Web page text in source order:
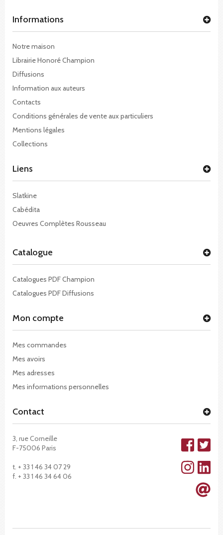
Informations
Notre maison
Librairie Honoré Champion
Diffusions
Information aux auteurs
Contacts
Conditions générales de vente aux particuliers
Mentions légales
Collections
Liens
Slatkine
Cabédita
Oeuvres Complètes Rousseau
Catalogue
Catalogues PDF Champion
Catalogues PDF Diffusions
Mon compte
Mes commandes
Mes avoirs
Mes adresses
Mes informations personnelles
Contact
3, rue Corneille
F-75006 Paris
t. + 33 1 46 34 07 29
f. + 33 1 46 34 64 06